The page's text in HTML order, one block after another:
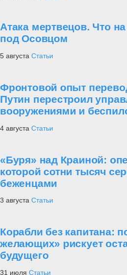
Атака мертвецов. Что
под Осовцом
5 августа Статьи
Фронтовой опыт
Путин перестроил
вооружениями и
4 августа Статьи
«Буря» над Краиной:
которой сотни тысяч
беженцами
3 августа Статьи
Корабли без капитана:
желающих» рискует
будущего
31 июля Статьи